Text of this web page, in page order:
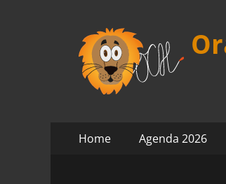
Primair
naar
Home Agenda 2026